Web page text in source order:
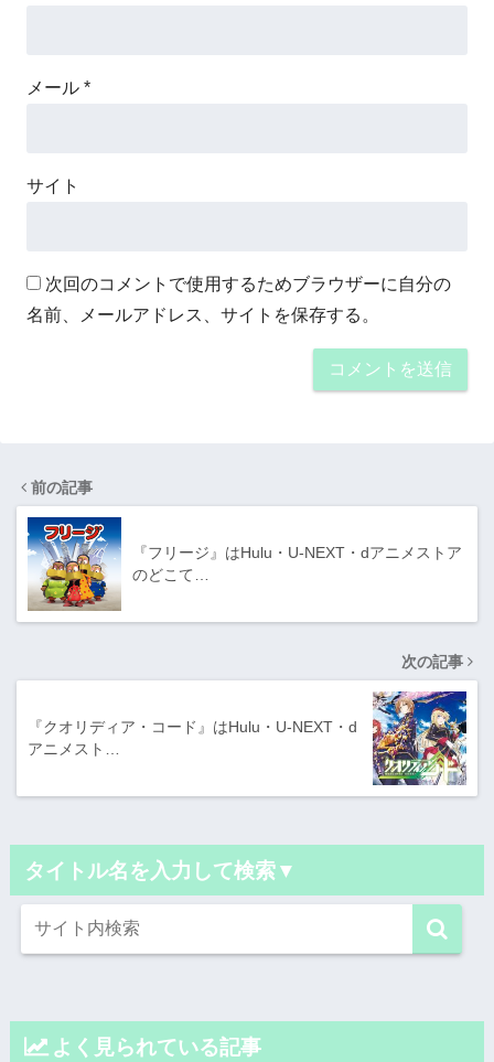
メール *
サイト
次回のコメントで使用するためブラウザーに自分の
名前、メールアドレス、サイトを保存する。
前の記事
『フリージ』はHulu・U-NEXT・dアニメストア
のどこて…
次の記事
『クオリディア・コード』はHulu・U-NEXT・d
アニメスト…
タイトル名を入力して検索▼
よく見られている記事